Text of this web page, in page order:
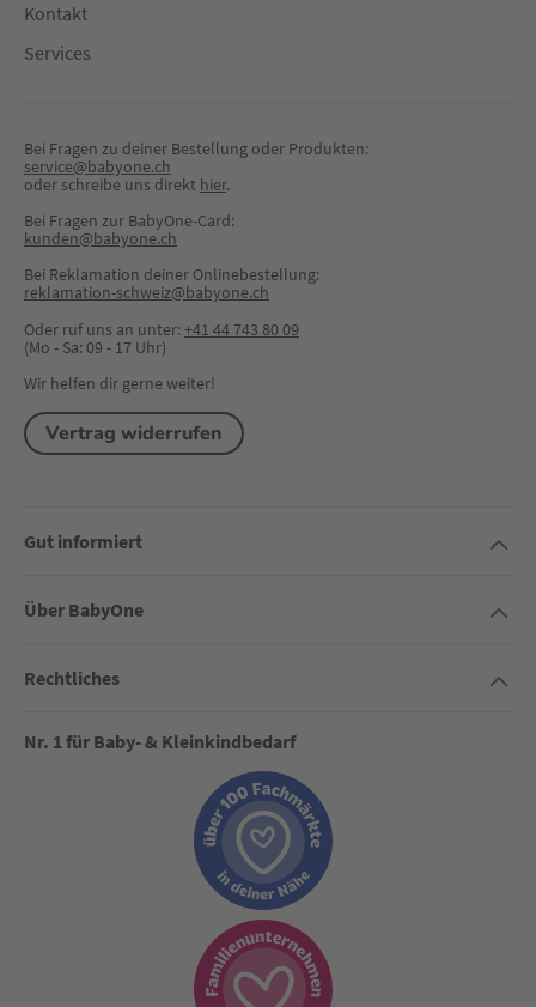
Kontakt
Services
Bei Fragen zu deiner Bestellung oder Produkten:
service@babyone.ch
oder schreibe uns direkt hier.
Bei Fragen zur BabyOne-Card:
kunden@babyone.ch
Bei Reklamation deiner Onlinebestellung:
reklamation-schweiz@babyone.ch
Oder ruf uns an unter:+41 44 743 80 09
(Mo - Sa: 09 - 17 Uhr)
Wir helfen dir gerne weiter!
Vertrag widerrufen
Gut informiert
Über BabyOne
Rechtliches
Nr. 1 für Baby- & Kleinkindbedarf